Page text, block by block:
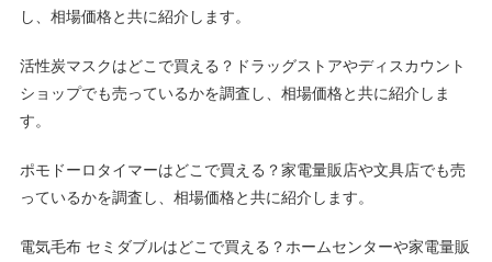
し、相場価格と共に紹介します。
活性炭マスクはどこで買える？ドラッグストアやディスカウント
ショップでも売っているかを調査し、相場価格と共に紹介しま
す。
ポモドーロタイマーはどこで買える？家電量販店や文具店でも売
っているかを調査し、相場価格と共に紹介します。
電気毛布 セミダブルはどこで買える？ホームセンターや家電量販